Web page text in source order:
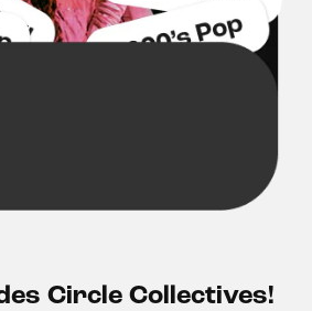
Circle Collectives!